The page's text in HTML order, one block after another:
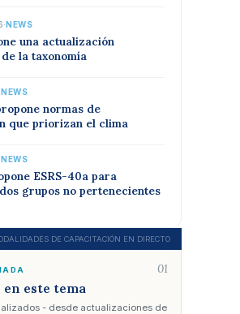
·NEWS
una actualización
la taxonomía
·NEWS
normas de
que priorizan el clima
·NEWS
ESRS-40a para
grupos no pertenecientes
DE CAPACITACIÓN EN DIRECTO
01
este tema
- desde actualizaciones de